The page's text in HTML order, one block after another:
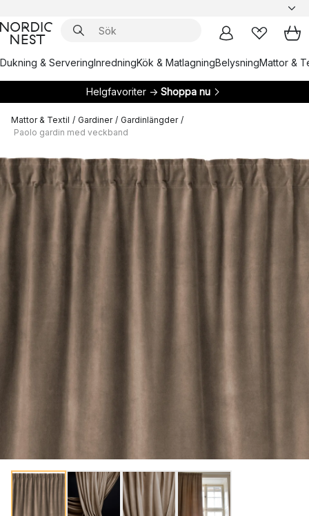
Dukning & ServeringInredningKök & MatlagningBelysningMattor &
Helgfavoriter → Shoppa nu
Mattor & Textil / Gardiner / Gardinlängder /
Paolo gardin med veckband